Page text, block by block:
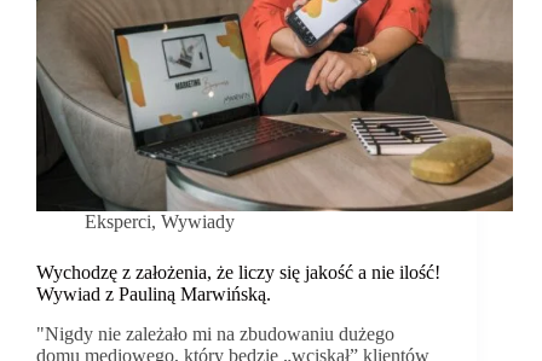
Eksperci, Wywiady
Wychodzę z założenia, że liczy się jakość a nie ilość!
Wywiad z Pauliną Marwińską.
"Nigdy nie zależało mi na zbudowaniu dużego
domu mediowego, który będzie „wciskał” klientów